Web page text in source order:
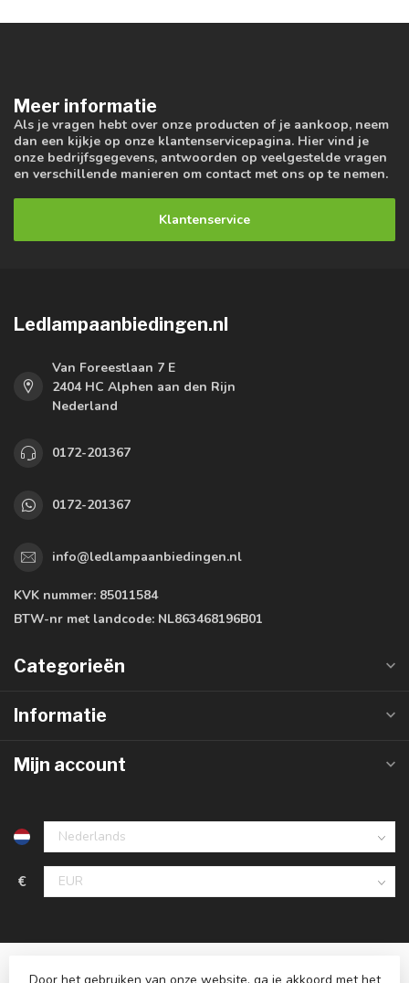
Meer informatie
Als je vragen hebt over onze producten of je aankoop, neem
dan een kijkje op onze klantenservicepagina. Hier vind je
onze bedrijfsgegevens, antwoorden op veelgestelde vragen
en verschillende manieren om contact met ons op te nemen.
Klantenservice
Ledlampaanbiedingen.nl
Van Foreestlaan 7 E
2404 HC Alphen aan den Rijn
Nederland
0172-201367
0172-201367
info@ledlampaanbiedingen.nl
KVK nummer: 85011584
BTW-nr met landcode: NL863468196B01
Categorieën
Informatie
Mijn account
€